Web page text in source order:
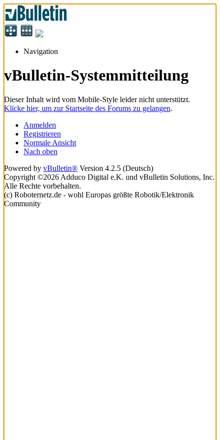
Navigation
vBulletin-Systemmitteilung
Dieser Inhalt wird vom Mobile-Style leider nicht unterstützt.
Klicke hier, um zur Startseite des Forums zu gelangen.
Anmelden
Registrieren
Normale Ansicht
Nach oben
Powered by vBulletin® Version 4.2.5 (Deutsch)
Copyright ©2026 Adduco Digital e.K. und vBulletin Solutions, Inc.
Alle Rechte vorbehalten.
(c) Roboternetz.de - wohl Europas größte Robotik/Elektronik
Community